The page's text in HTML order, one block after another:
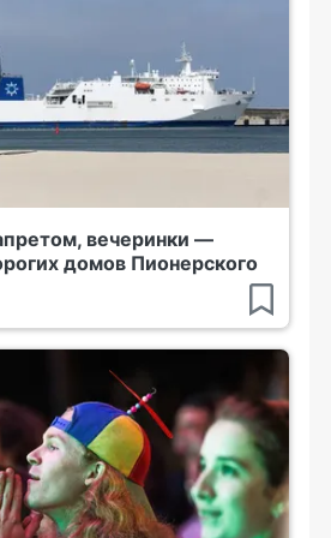
вечеринки —
домов Пионерского